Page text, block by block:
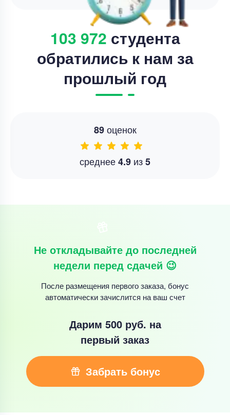
103 972 студента
обратились к нам за
прошлый год
89оценок
среднее4.9 из5
Не откладывайте до последней
недели перед сдачей 😉
После размещения первого заказа, бонус
автоматически зачислится на ваш счет
Дарим 500 руб. на
первый заказ
Забрать бонус